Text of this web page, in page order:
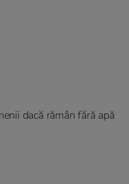
dacă rămân fără apă